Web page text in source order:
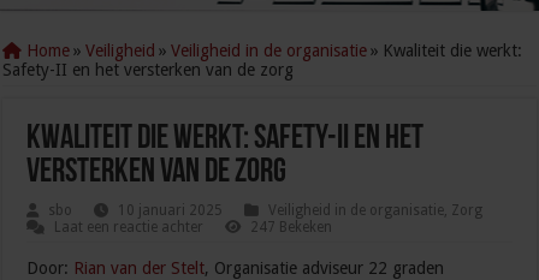
Home » Veiligheid » Veiligheid in de organisatie » Kwaliteit die werkt:
Safety-II en het versterken van de zorg
Kwaliteit die werkt: Safety-II en het
versterken van de zorg
sbo 10 januari 2025 Veiligheid in de organisatie, Zorg
Laat een reactie achter
247 Bekeken
Door: Rian van der Stelt, Organisatie adviseur 22 graden